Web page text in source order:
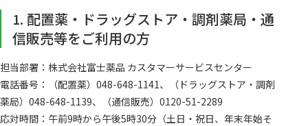
1. 配置薬・ドラッグストア・調剤薬局・通
信販売等をご利用の方
担当部署：株式会社富士薬品 カスタマーサービスセンター
電話番号：（配置薬）048-648-1141、（ドラッグストア・調剤
薬局）048-648-1139、（通信販売）0120-51-2289
応対時間：午前9時から午後5時30分（土日・祝日、年末年始そ